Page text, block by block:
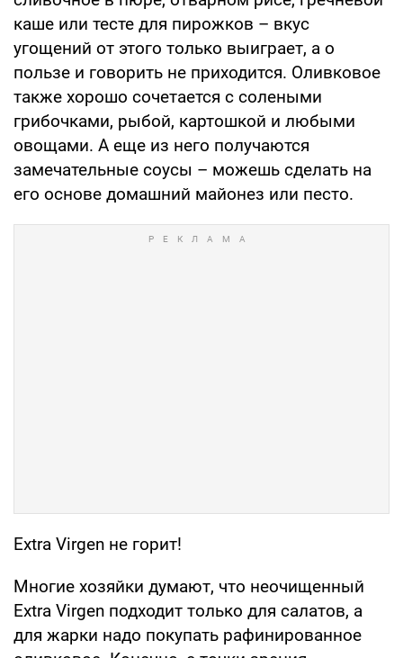
каше или тесте для пирожков – вкус
угощений от этого только выиграет, а о
пользе и говорить не приходится. Оливковое
также хорошо сочетается с солеными
грибочками, рыбой, картошкой и любыми
овощами. А еще из него получаются
замечательные соусы – можешь сделать на
его основе домашний майонез или песто.
Extra Virgen не горит!
Многие хозяйки думают, что неочищенный
Extra Virgen подходит только для салатов, а
для жарки надо покупать рафинированное